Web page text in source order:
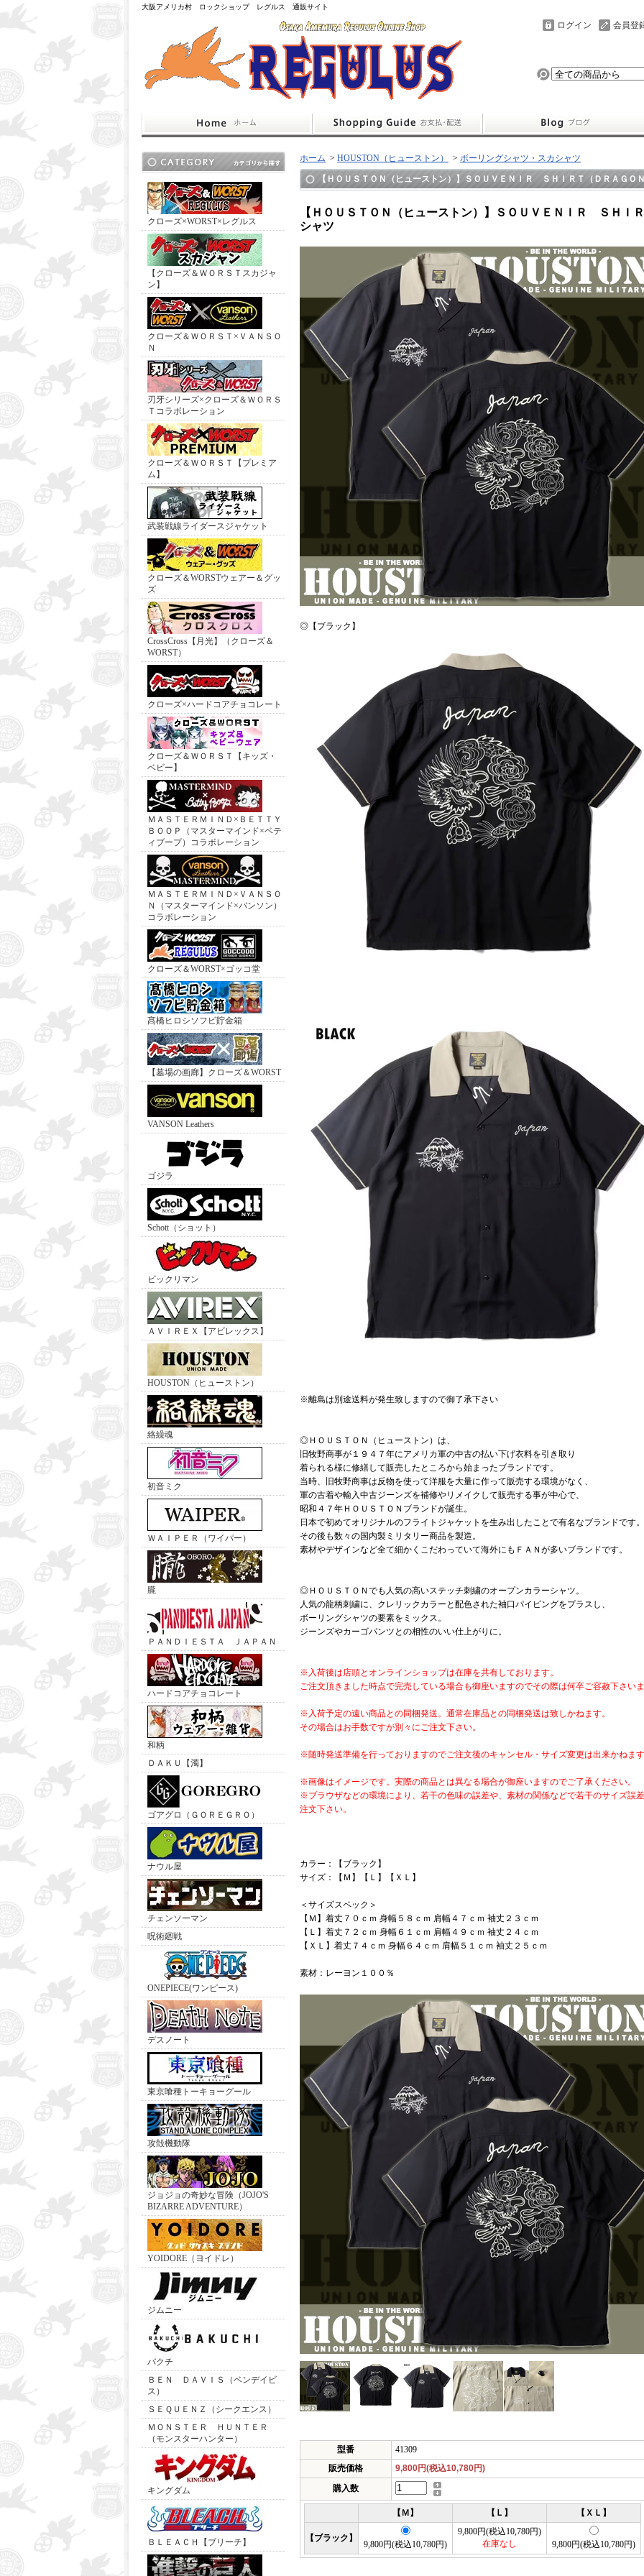
大阪アメリカ村 ロックショップ レグルス 通販サイト
会員登
ログイン
クローズ×WORST×レグルス
【クローズ＆ＷＯＲＳＴスカジャ
ン】
クローズ＆ＷＯＲＳＴ×ＶＡＮＳＯ
Ｎ
刃牙シリーズ×クローズ＆ＷＯＲＳ
Ｔコラボレーション
クローズ＆ＷＯＲＳＴ【プレミア
ム】
武装戦線ライダースジャケット
クローズ＆WORSTウェアー＆グッ
ズ
CrossCross【月光】（クローズ＆
WORST）
クローズ×ハードコアチョコレート
クローズ＆ＷＯＲＳＴ【キッズ・
ベビー】
ＭＡＳＴＥＲＭＩＮＤ×ＢＥＴＴＹ
ＢＯＯＰ（マスターマインド×ベテ
ィブープ）コラボレーション
ＭＡＳＴＥＲＭＩＮＤ×ＶＡＮＳＯ
Ｎ（マスターマインド×バンソン）
コラボレーション
クローズ＆WORST×ゴッコ堂
髙橋ヒロシソフビ貯金箱
【墓場の画廊】クローズ＆WORST
VANSON Leathers
ゴジラ
Schott（ショット）
ビックリマン
ＡＶＩＲＥＸ【アビレックス】
HOUSTON（ヒューストン）
絡繰魂
初音ミク
ＷＡＩＰＥＲ（ワイパー）
朧
ＰＡＮＤＩＥＳＴＡ ＪＡＰＡＮ
ハードコアチョコレート
和柄
ＤＡＫＵ【濁】
ゴアグロ（ＧＯＲＥＧＲＯ）
ナウル屋
チェンソーマン
呪術廻戦
ONEPIECE(ワンピース)
デスノート
東京喰種トーキョーグール
攻殻機動隊
ジョジョの奇妙な冒険（JOJO'S
BIZARRE ADVENTURE）
YOIDORE（ヨイドレ）
ジムニー
バクチ
ＢＥＮ ＤＡＶＩＳ（ベンデイビ
ス）
ＳＥＱＵＥＮＺ（シークエンス）
ＭＯＮＳＴＥＲ ＨＵＮＴＥＲ
（モンスターハンター）
キングダム
ＢＬＥＡＣＨ【ブリーチ】
ホーム > HOUSTON（ヒューストン） > ボーリングシャツ・スカシャツ
【ＨＯＵＳＴＯＮ（ヒューストン）】ＳＯＵＶＥＮＩＲ ＳＨＩＲＴ（ＤＲＡＧＯ
【ＨＯＵＳＴＯＮ（ヒューストン）】ＳＯＵＶＥＮＩＲ ＳＨＩ
シャツ
◎【ブラック】
※離島は別途送料が発生致しますので御了承下さい
◎ＨＯＵＳＴＯＮ（ヒューストン）は、
旧牧野商事が１９４７年にアメリカ軍の中古の払い下げ衣料を引き取り
着られる様に修繕して販売したところから始まったブランドです。
当時、旧牧野商事は反物を使って洋服を大量に作って販売する環境がなく、
軍の古着や輸入中古ジーンズを補修やリメイクして販売する事が中心で、
昭和４７年ＨＯＵＳＴＯＮブランドが誕生。
日本で初めてオリジナルのフライトジャケットを生み出したことで有名なブランドです。
その後も数々の国内製ミリタリー商品を製造。
素材やデザインなど全て細かくこだわっていて海外にもＦＡＮが多いブランドです。
◎ＨＯＵＳＴＯＮでも人気の高いステッチ刺繍のオープンカラーシャツ。
人気の龍柄刺繍に、クレリックカラーと配色された袖口パイピングをプラスし、
ボーリングシャツの要素をミックス。
ジーンズやカーゴパンツとの相性のいい仕上がりに。
※入荷後は店頭とオンラインショップは在庫を共有しております。
ご注文頂きました時点で完売している場合も御座いますのでその際は何卒ご容赦下さい
※入荷予定の遠い商品との同梱発送。通常在庫品との同梱発送は致しかねます。
その場合はお手数ですが別々にご注文下さい。
※随時発送準備を行っておりますのでご注文後のキャンセル・サイズ変更は出来かねま
※画像はイメージです。実際の商品とは異なる場合が御座いますのでご了承ください。
※ブラウザなどの環境により、若干の色味の誤差や、素材の関係などで若干のサイズ誤
注文下さい。
カラー：【ブラック】
サイズ：【Ｍ】【Ｌ】【ＸＬ】
＜サイズスペック＞
【Ｍ】着丈７０ｃｍ 身幅５８ｃｍ 肩幅４７ｃｍ 袖丈２３ｃｍ
【Ｌ】着丈７２ｃｍ 身幅６１ｃｍ 肩幅４９ｃｍ 袖丈２４ｃｍ
【ＸＬ】着丈７４ｃｍ 身幅６４ｃｍ 肩幅５１ｃｍ 袖丈２５ｃｍ
素材：レーヨン１００％
型番
41309
販売価格
9,800円(税込10,780円)
購入数
【Ｍ】 【Ｌ】 【ＸＬ】
【ブラック】
9,800円(税込10,780円)
9,800円(税込10,780円)
在庫なし
9,800円(税込10,780円)